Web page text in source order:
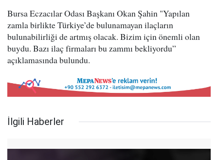
Bursa Eczacılar Odası Başkanı Okan Şahin "Yapılan
zamla birlikte Türkiye’de bulunamayan ilaçların
bulunabilirliği de artmış olacak. Bizim için önemli olan
buydu. Bazı ilaç firmaları bu zammı bekliyordu”
açıklamasında bulundu.
İlgili Haberler